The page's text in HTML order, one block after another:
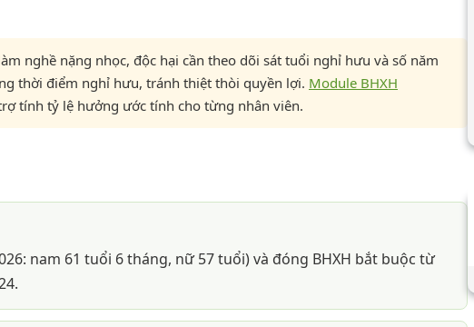
nghề nặng nhọc, độc hại cần theo dõi sát tuổi nghỉ hưu và số năm
thời điểm nghỉ hưu, tránh thiệt thòi quyền lợi. Module BHXH
tính tỷ lệ hưởng ước tính cho từng nhân viên.
nam 61 tuổi 6 tháng, nữ 57 tuổi) và đóng BHXH bắt buộc từ